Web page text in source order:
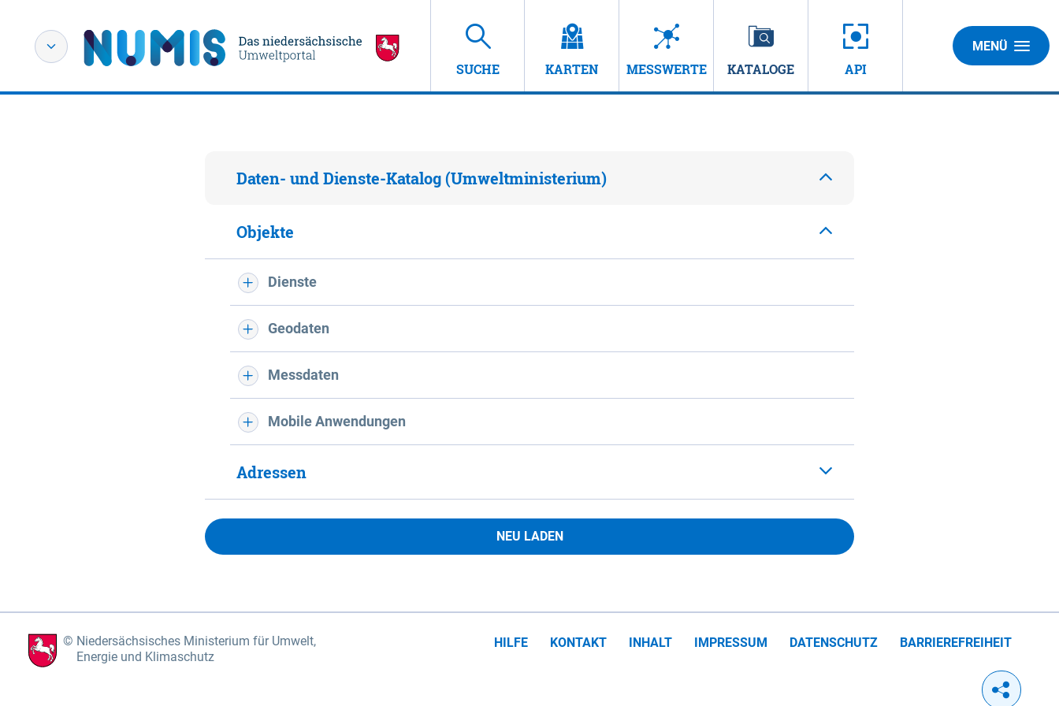
SUCHE KARTEN MESSWERTE KATALOGE API
MENÜ
Daten- und Dienste-Katalog (Umweltministerium)
Objekte
Dienste
Geodaten
Messdaten
Mobile Anwendungen
Adressen
NEU LADEN
Niedersächsisches Ministerium für Umwelt,
Energie und Klimaschutz
HILFE KONTAKT INHALT IMPRESSUM DATENSCHUTZ BARRIEREFREIHEIT